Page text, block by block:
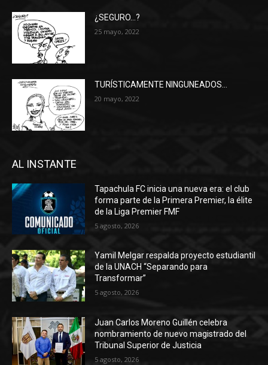
¿SEGURO…?
25 mayo, 2022
TURÍSTICAMENTE NINGUNEADOS…
20 mayo, 2022
AL INSTANTE
Tapachula FC inicia una nueva era: el club
forma parte de la Primera Premier, la élite
de la Liga Premier FMF
5 agosto, 2026
Yamil Melgar respalda proyecto estudiantil
de la UNACH “Separando para
Transformar”
5 agosto, 2026
Juan Carlos Moreno Guillén celebra
nombramiento de nuevo magistrado del
Tribunal Superior de Justicia
5 agosto, 2026